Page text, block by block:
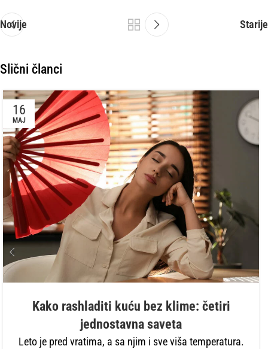
Novije Starije
Slični članci
16
MAJ
Kako rashladiti kuću bez klime: četiri
jednostavna saveta
Leto je pred vratima, a sa njim i sve viša temperatura.